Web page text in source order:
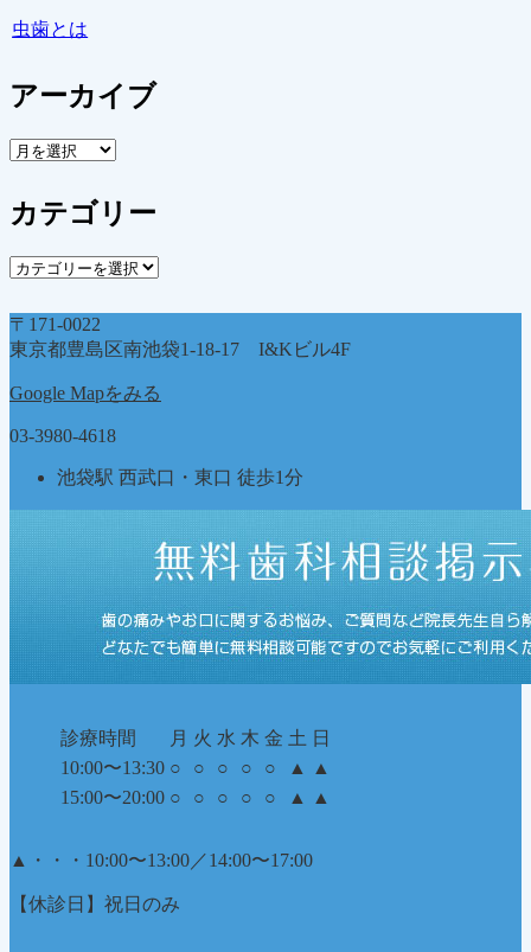
虫歯とは
アーカイブ
ア
カ
イ
カテゴリー
カ
ゴ
リ
〒171-0022
東京都豊島区南池袋1-18-17 I&Kビル4F
Google Mapをみる
03-3980-4618
池袋駅 西武口・東口 徒歩1分
診療時間 月 火 水 木 金 土 日
10:00〜13:30 ○ ○ ○ ○ ○ ▲
▲
15:00〜20:00 ○ ○ ○ ○ ○ ▲ ▲
▲ ・・・10:00〜13:00／14:00〜17:00
【休診日】祝日のみ